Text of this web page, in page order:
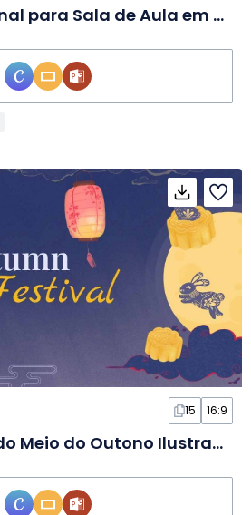
Newsletter Sazonal para Sala de Aula em Slides
15 16:9
Festival da Lua do Meio do Outono Ilustrado em Slides